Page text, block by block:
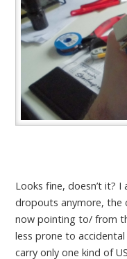
Looks fine, doesn’t it?
dropouts anymore, the
now pointing to/ from
less prone to
carry only one kind of